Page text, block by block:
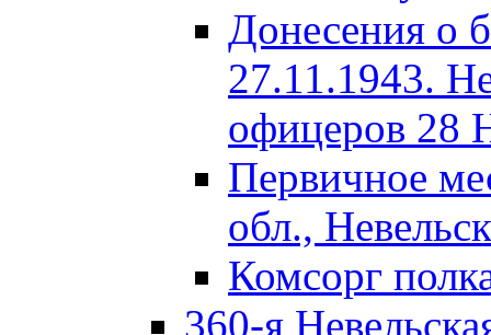
Донесения о
27.11.1943.
офицеров 28
Первичное
обл.,
Комсорг
360-я